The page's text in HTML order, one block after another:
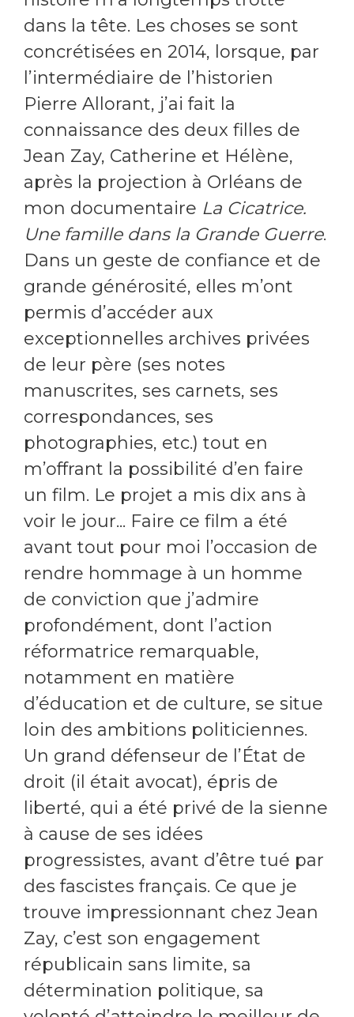
dans la tête. Les choses se sont
concrétisées en 2014, lorsque, par
l’intermédiaire de l’historien
Pierre Allorant, j’ai fait la
connaissance des deux filles de
Jean Zay, Catherine et Hélène,
après la projection à Orléans de
mon documentaire La Cicatrice.
Une famille dans la Grande Guerre.
Dans un geste de confiance et de
grande générosité, elles m’ont
permis d’accéder aux
exceptionnelles archives privées
de leur père (ses notes
manuscrites, ses carnets, ses
correspondances, ses
photographies, etc.) tout en
m’offrant la possibilité d’en faire
un film. Le projet a mis dix ans à
voir le jour... Faire ce film a été
avant tout pour moi l’occasion de
rendre hommage à un homme
de conviction que j’admire
profondément, dont l’action
réformatrice remarquable,
notamment en matière
d’éducation et de culture, se situe
loin des ambitions politiciennes.
Un grand défenseur de l’État de
droit (il était avocat), épris de
liberté, qui a été privé de la sienne
à cause de ses idées
progressistes, avant d’être tué par
des fascistes français. Ce que je
trouve impressionnant chez Jean
Zay, c’est son engagement
républicain sans limite, sa
détermination politique, sa